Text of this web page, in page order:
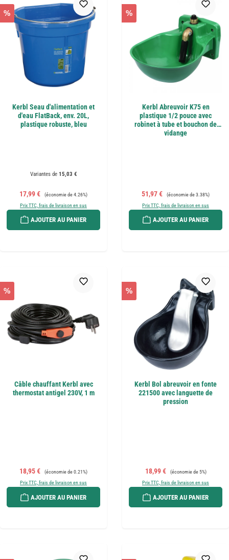
%
Kerbl Seau d'alimentation et
d'eau FlatBack, env. 20L,
plastique robuste, bleu
Variantes de15,03 €
Prix de vente :
17,99 € Prix régulier :
(économie de 4.26%)
Prix TTC, frais de livraison en sus
AJOUTER AU PANIER
%
Kerbl Abreuvoir K75 en
plastique 1/2 pouce avec
robinet à tube et bouchon de
vidange
Prix de vente :
51,97 € Prix régulier :
(économie de 3.38%)
Prix TTC, frais de livraison en sus
AJOUTER AU PANIER
%
Câble chauffant Kerbl avec
thermostat antigel 230V, 1 m
Prix de vente :
18,95 € Prix régulier :
(économie de 0.21%)
Prix TTC, frais de livraison en sus
AJOUTER AU PANIER
%
Kerbl Bol abreuvoir en fonte
221500 avec languette de
pression
Prix de vente :
18,99 € Prix régulier :
(économie de 5%)
Prix TTC, frais de livraison en sus
AJOUTER AU PANIER